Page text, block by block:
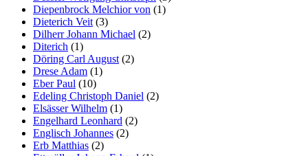
Diepenbrock Melchior von (1)
Dieterich Veit (3)
Dilherr Johann Michael (2)
Diterich (1)
Döring Carl August (2)
Drese Adam (1)
Eber Paul (10)
Edeling Christoph Daniel (2)
Elsässer Wilhelm (1)
Engelhard Leonhard (2)
Englisch Johannes (2)
Erb Matthias (2)